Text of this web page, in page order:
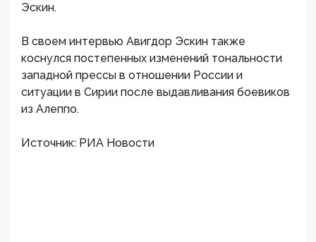
Эскин.
В своем интервью Авигдор Эскин также
коснулся постепенных изменений тональности
западной прессы в отношении России и
ситуации в Сирии после выдавливания боевиков
из Алеппо.
Источник: РИА Новости